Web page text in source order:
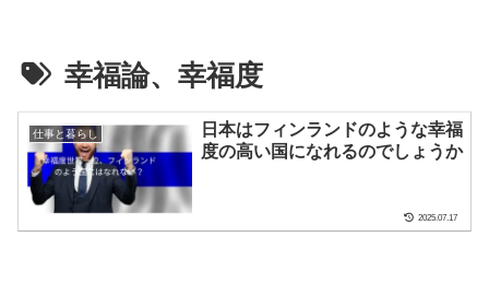
幸福論、幸福度
仕事と暮らし
日本はフィンランドのような幸福
度の高い国になれるのでしょうか
2025.07.17